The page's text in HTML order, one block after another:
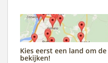
Kies eerst een land om
bekijken!